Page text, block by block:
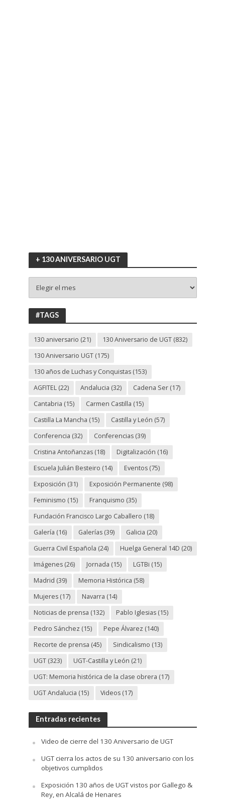
+ 130 ANIVERSARIO UGT
130
ANIVERSARIO
UGT
#TAGS
130 aniversario (21) 130 Aniversario de UGT(832)
130 Aniversario UGT(175)
130 años de Luchas y Conquistas(153)
AGFITEL(22) Andalucia (32) Cadena Ser(17)
Cantabria (15) Carmen Castilla (15)
Castilla La Mancha (15) Castilla y León (57)
Conferencia (32) Conferencias(39)
Cristina Antoñanzas(18) Digitalización (16)
Escuela Julián Besteiro (14) Eventos(75)
Exposición (31) Exposición Permanente (98)
Feminismo (15) Franquismo (35)
Fundación Francisco Largo Caballero (18)
Galería (16) Galerías(39) Galicia (20)
Guerra Civil Española (24) Huelga General 14D (20)
Imágenes(26) Jornada (15) LGTBi (15)
Madrid (39) Memoria Histórica (58)
Mujeres(17) Navarra (14)
Noticias de prensa (132) Pablo Iglesias(15)
Pedro Sánchez (15) Pepe Álvarez (140)
Recorte de prensa (45) Sindicalismo (13)
UGT(323) UGT-Castilla y León (21)
UGT: Memoria histórica de la clase obrera (17)
UGT Andalucia (15) Videos(17)
Entradas recientes
Video de cierre del 130 Aniversario de UGT
UGT cierra los actos de su 130 aniversario con los
objetivos cumplidos
Exposición 130 años de UGT vistos por Gallego &
Rey, en Alcalá de Henares